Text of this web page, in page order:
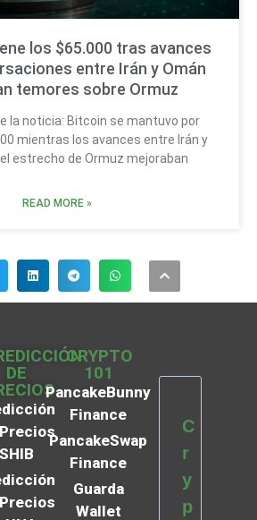
los $65.000 tras avances
entre Irán y Omán
temores sobre Ormuz
la noticia: Bitcoin se mantuvo por
mientras los avances entre Irán y
estrecho de Ormuz mejoraban
READ MORE »
DE
SHIB
CRYPTO
101
PancakeBunny
Finance
PancakeSwap
Finance
Guarda
Wallet
C
r
y
p